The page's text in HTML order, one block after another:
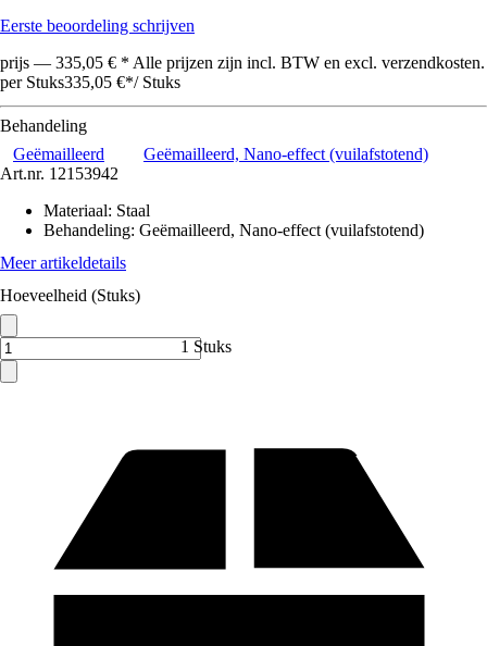
Eerste beoordeling schrijven
prijs — 335,05 € * Alle prijzen zijn incl. BTW en excl. verzendkosten.
per Stuks335,05 €*/ Stuks
Behandeling
Geëmailleerd
Geëmailleerd, Nano-effect (vuilafstotend)
Art.nr. 12153942
Materiaal: Staal
Behandeling: Geëmailleerd, Nano-effect (vuilafstotend)
Meer artikeldetails
Hoeveelheid (Stuks)
1 Stuks